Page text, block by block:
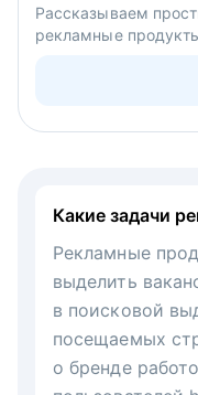
Рассказываем
рекламные
Какие задачи
Рекламные
выделить
в поисковой
посещаемых
о бренде